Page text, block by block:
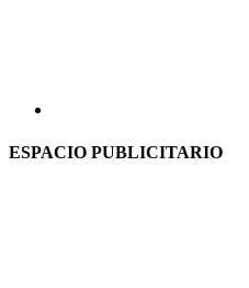
ESPACIO PUBLICITARIO